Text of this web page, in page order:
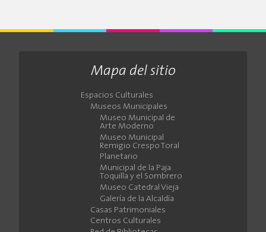
Mapa del sitio
Espacios Culturales
Museos Municipales
Museo Municipal de
Arte Moderno
Museo Municipal
Remigio Crespo Toral
Planetario
Municipal de la Paja
Toquilla y el Sombrero
Museo Catedral Vieja
Galería de la Alcaldía
Casas Patrimoniales
Centros Culturales